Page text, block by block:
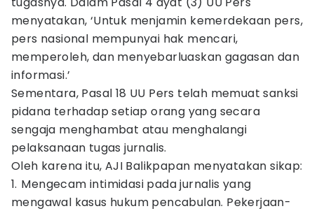
menyatakan, ‘Untuk menjamin kemerdekaan pers,
pers nasional mempunyai hak mencari,
memperoleh, dan menyebarluaskan gagasan dan
informasi.’
Sementara, Pasal 18 UU Pers telah memuat sanksi
pidana terhadap setiap orang yang secara
sengaja menghambat atau menghalangi
pelaksanaan tugas jurnalis.
Oleh karena itu, AJI Balikpapan menyatakan sikap:
1.⁠ ⁠⁠Mengecam intimidasi pada jurnalis yang
mengawal kasus hukum pencabulan. Pekerjaan-